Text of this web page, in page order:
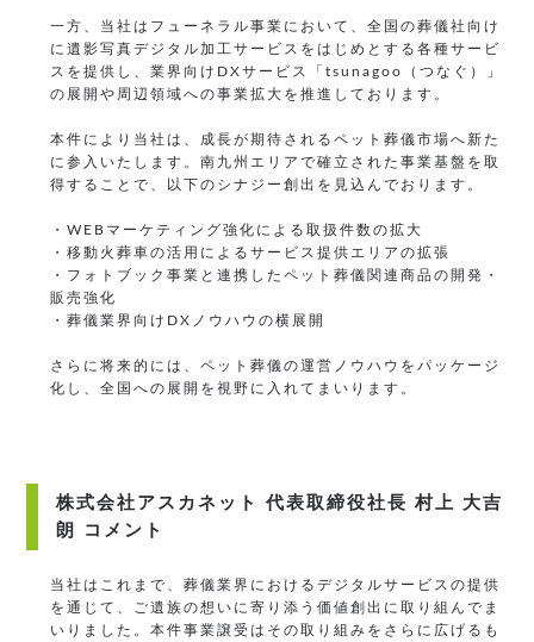
一方、当社はフューネラル事業において、全国の葬儀社向け
に遺影写真デジタル加工サービスをはじめとする各種サービ
スを提供し、業界向けDXサービス「tsunagoo（つなぐ）」
の展開や周辺領域への事業拡大を推進しております。
本件により当社は、成長が期待されるペット葬儀市場へ新た
に参入いたします。南九州エリアで確立された事業基盤を取
得することで、以下のシナジー創出を見込んでおります。
・WEBマーケティング強化による取扱件数の拡大
・移動火葬車の活用によるサービス提供エリアの拡張
・フォトブック事業と連携したペット葬儀関連商品の開発・
販売強化
・葬儀業界向けDXノウハウの横展開
さらに将来的には、ペット葬儀の運営ノウハウをパッケージ
化し、全国への展開を視野に入れてまいります。
株式会社アスカネット 代表取締役社長 村上 大吉
朗 コメント
当社はこれまで、葬儀業界におけるデジタルサービスの提供
を通じて、ご遺族の想いに寄り添う価値創出に取り組んでま
いりました。本件事業譲受はその取り組みをさらに広げるも